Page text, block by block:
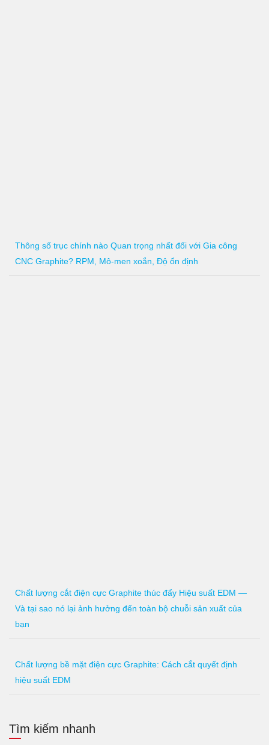
Thông số trục chính nào Quan trọng nhất đối với Gia công
CNC Graphite? RPM, Mô-men xoắn, Độ ổn định
Chất lượng cắt điện cực Graphite thúc đẩy Hiệu suất EDM —
Và tại sao nó lại ảnh hưởng đến toàn bộ chuỗi sản xuất của
bạn
Chất lượng bề mặt điện cực Graphite: Cách cắt quyết định
hiệu suất EDM
Tìm kiếm nhanh